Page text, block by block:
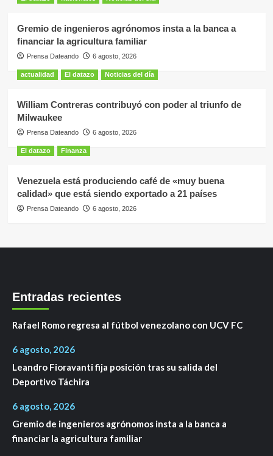
Gremio de ingenieros agrónomos insta a la banca a
financiar la agricultura familiar
Prensa Dateando 6 agosto, 2026
actualidad El datazo Noticias del día
William Contreras contribuyó con poder al triunfo de
Milwaukee
Prensa Dateando 6 agosto, 2026
El datazo Finanza
Venezuela está produciendo café de «muy buena
calidad» que está siendo exportado a 21 países
Prensa Dateando 6 agosto, 2026
Entradas recientes
Rafael Romo regresa al fútbol venezolano con UCV FC
6 agosto, 2026
Leandro Fioravanti fija posición tras su salida del
Deportivo Táchira
6 agosto, 2026
Gremio de ingenieros agrónomos insta a la banca a
financiar la agricultura familiar